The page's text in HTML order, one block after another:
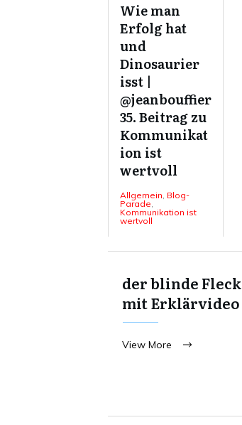
Wie man
Erfolg hat
und
Dinosaurier
isst |
@jeanbouffier
35. Beitrag zu
Kommunikat
ion ist
wertvoll
Allgemein, Blog-
Parade,
Kommunikation ist
wertvoll
der blinde Fleck
mit Erklärvideo
View More